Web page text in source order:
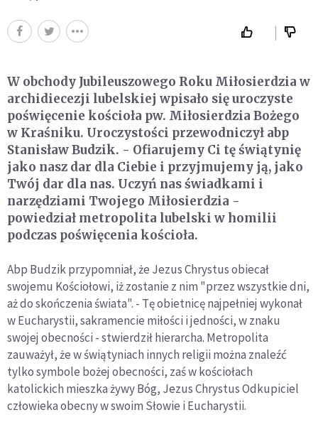
W obchody Jubileuszowego Roku Miłosierdzia w
archidiecezji lubelskiej wpisało się uroczyste
poświęcenie kościoła pw. Miłosierdzia Bożego
w Kraśniku. Uroczystości przewodniczył abp
Stanisław Budzik. - Ofiarujemy Ci tę świątynię
jako nasz dar dla Ciebie i przyjmujemy ją, jako
Twój dar dla nas. Uczyń nas świadkami i
narzędziami Twojego Miłosierdzia -
powiedział metropolita lubelski w homilii
podczas poświęcenia kościoła.
Abp Budzik przypomniał, że Jezus Chrystus obiecał
swojemu Kościołowi, iż zostanie z nim "przez wszystkie dni,
aż do skończenia świata". - Tę obietnicę najpełniej wykonał
w Eucharystii, sakramencie miłości i jedności, w znaku
swojej obecności - stwierdził hierarcha. Metropolita
zauważył, że w świątyniach innych religii można znaleźć
tylko symbole bożej obecności, zaś w kościołach
katolickich mieszka żywy Bóg, Jezus Chrystus Odkupiciel
człowieka obecny w swoim Słowie i Eucharystii.